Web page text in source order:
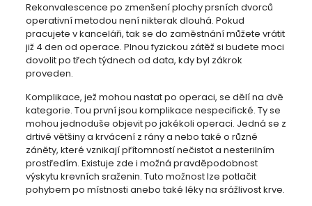
Rekonvalescence po zmenšení plochy prsních dvorců
operativní metodou není nikterak dlouhá. Pokud
pracujete v kanceláři, tak se do zaměstnání můžete vrátit
již 4 den od operace. Plnou fyzickou zátěž si budete moci
dovolit po třech týdnech od data, kdy byl zákrok
proveden.
Komplikace, jež mohou nastat po operaci, se dělí na dvě
kategorie. Tou první jsou komplikace nespecifické. Ty se
mohou jednoduše objevit po jakékoli operaci. Jedná se z
drtivé většiny a krvácení z rány a nebo také o různé
záněty, které vznikají přítomností nečistot a nesterilním
prostředím. Existuje zde i možná pravděpodobnost
výskytu krevních sraženin. Tuto možnost lze potlačit
pohybem po místnosti anebo také léky na srážlivost krve.